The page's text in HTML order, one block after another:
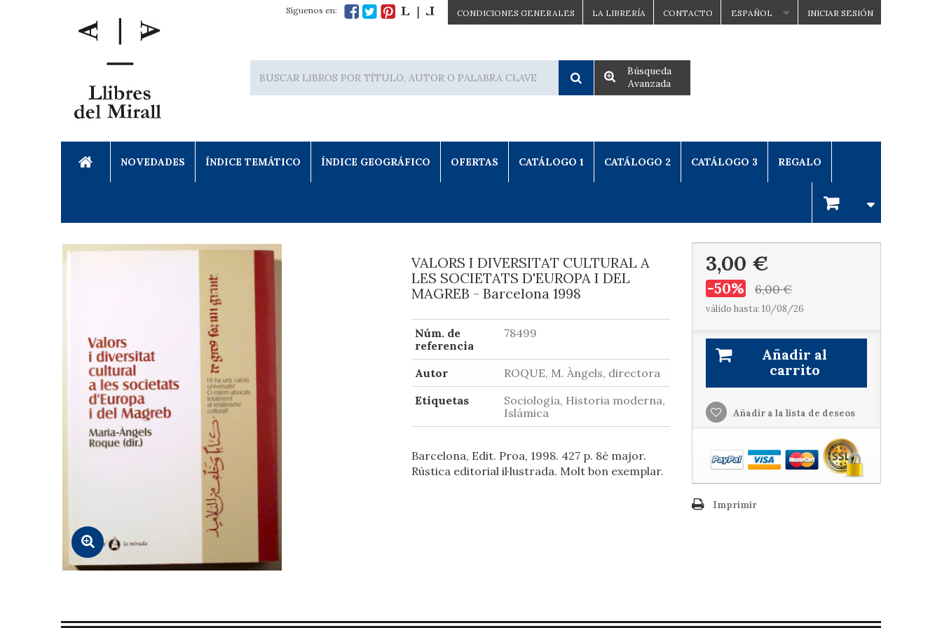
INICIAR SESIÓN
ESPAÑOL
CONTACTO
LA LIBRERÍA
CONDICIONES GENERALES
Síguenos en:
Búsqueda
Avanzada
NOVEDADES ÍNDICE TEMÁTICO ÍNDICE GEOGRÁFICO OFERTAS CATÁLOGO 1 CATÁLOGO 2 CATÁLOGO 3 REGALO
VALORS I DIVERSITAT CULTURAL A
LES SOCIETATS D'EUROPA I DEL
MAGREB - Barcelona 1998
Núm. de
referencia
78499
Autor
ROQUE, M. Àngels, directora
Etiquetas
Sociología, Historia moderna,
Islámica
Barcelona, Edit. Proa, 1998. 427 p. 8è major.
Rústica editorial il·lustrada. Molt bon exemplar.
3,00 €
-50% 6,00 €
válido hasta: 10/08/26
Añadir al
carrito
Añadir a la lista de deseos
Imprimir